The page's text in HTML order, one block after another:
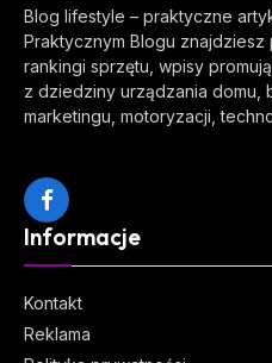
Blog lifestyle – praktyczne
Praktycznym Blogu
rankingi sprzętu, wpisy
z dziedziny urządzania domu,
marketingu, motoryzacji,
Facebook
Informacje
Kontakt
Reklama